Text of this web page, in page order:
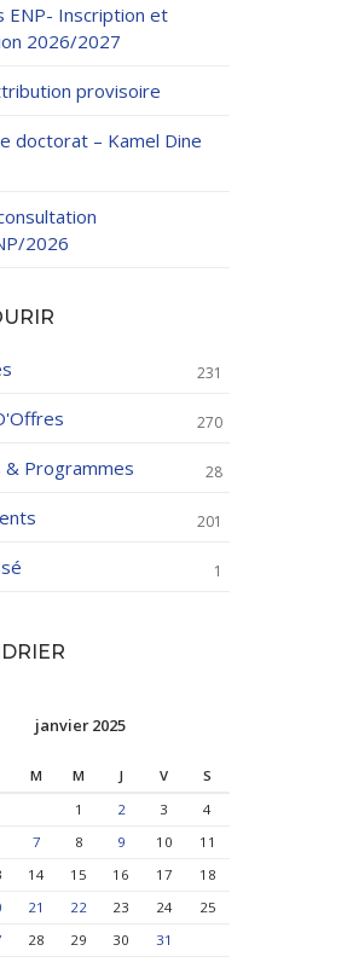
ENP- Inscription et
2026/2027
provisoire
doctorat – Kamel Dine
2026
231
270
& Programmes 28
201
1
janvier 2025
M M J V
S
1
2 3
4
7 8 9 10
11
14 15 16 17
18
21 22 23 24
25
28 29 30 31